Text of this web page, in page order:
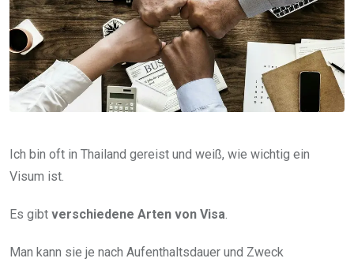
Ich bin oft in Thailand gereist und weiß, wie wichtig ein
Visum ist.
Es gibt verschiedene Arten von Visa.
Man kann sie je nach Aufenthaltsdauer und Zweck